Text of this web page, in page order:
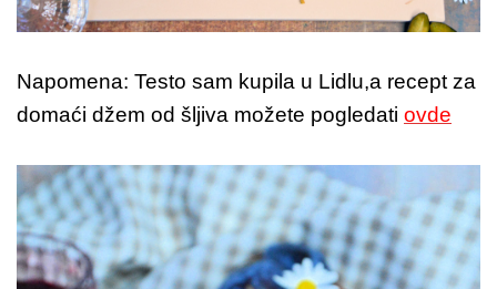
Napomena: Testo sam kupila u Lidlu,a recept za
domaći džem od šljiva možete pogledati ovde